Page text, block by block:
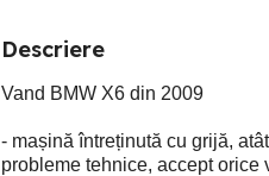
Descriere
Vand BMW X6 din 2009
- mașină întreținută cu grijă,
probleme tehnice, accept orice